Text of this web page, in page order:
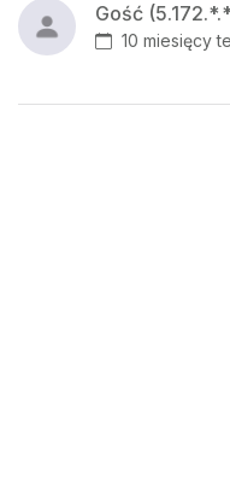
Gość
10 miesięcy